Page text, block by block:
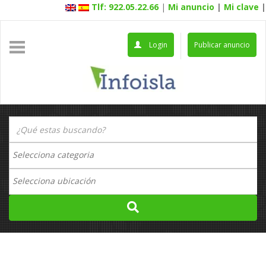
Tlf: 922.05.22.66 | Mi anuncio | Mi clave |
Publicar anuncio
Login